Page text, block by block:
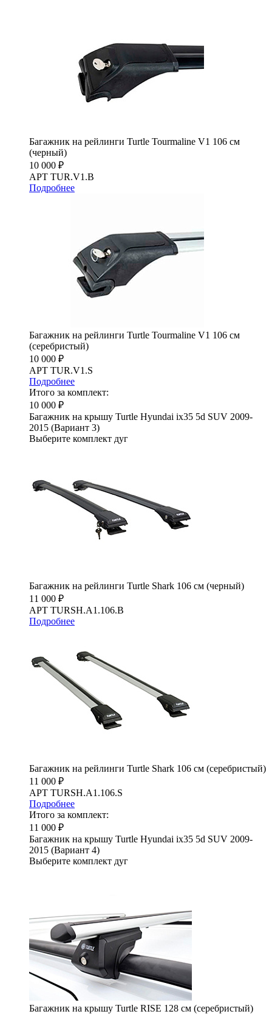
Багажник на рейлинги Turtle Tourmaline V1 106 см
(черный)
10 000 ₽
АРТ TUR.V1.B
Подробнее
Багажник на рейлинги Turtle Tourmaline V1 106 см
(серебристый)
10 000 ₽
АРТ TUR.V1.S
Подробнее
Итого за комплект:
10 000 ₽
Багажник на крышу Turtle Hyundai ix35 5d SUV 2009-
2015 (Вариант 3)
Выберите комплект дуг
Багажник на рейлинги Turtle Shark 106 см (черный)
11 000 ₽
АРТ TURSH.A1.106.B
Подробнее
Багажник на рейлинги Turtle Shark 106 см (серебристый)
11 000 ₽
АРТ TURSH.A1.106.S
Подробнее
Итого за комплект:
11 000 ₽
Багажник на крышу Turtle Hyundai ix35 5d SUV 2009-
2015 (Вариант 4)
Выберите комплект дуг
Багажник на крышу Turtle RISE 128 см (серебристый)